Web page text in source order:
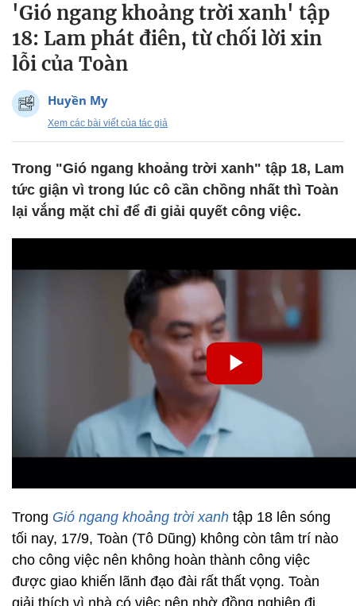
'Gió ngang khoảng trời xanh' tập
18: Lam phát điên, từ chối lời xin
lỗi của Toàn
Huyền My
Xem các bài viết của tác giả
Trong "Gió ngang khoảng trời xanh" tập 18, Lam
tức giận vì trong lúc cô cần chồng nhất thì Toàn
lại vắng mặt chỉ để đi giải quyết công việc.
Trong Gió ngang khoảng trời xanh tập 18 lên sóng
tối nay, 17/9, Toàn (Tô Dũng) không còn tâm trí nào
cho công việc nên không hoàn thành công việc
được giao khiến lãnh đạo đài rất thất vọng. Toàn
giải thích vì nhà có việc nên nhờ đồng nghiệp đi